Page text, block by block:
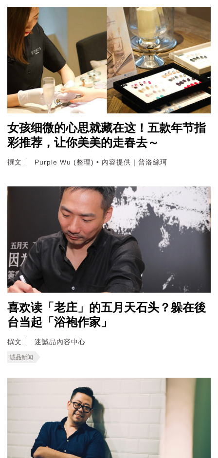
女孩细微的心思就藏在这！五款年节指
彩推荐，让你美美的走春去～
撰文 Purple Wu (整理) • 內容提供｜普洛絲珂
喜欢读「老庄」的五月天石头？躲在後
台当起「浴袍作家」
撰文 迷誠品內容中心
诚品新闻